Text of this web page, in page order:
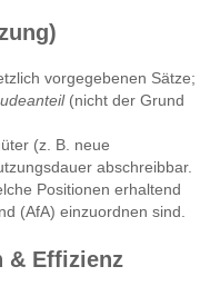
vorgegebenen Sätze;
(nicht der Grund
(z. B. neue
abschreibbar.
Positionen erhaltend
(AfA) einzuordnen sind.
& Effizienz